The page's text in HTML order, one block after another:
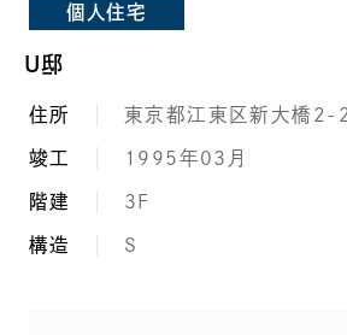
個人住宅
U邸
住所 東京都江東区新大橋2-
竣工 1995年03月
階建 3F
構造 S